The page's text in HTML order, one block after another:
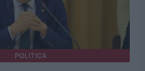
POLITICA